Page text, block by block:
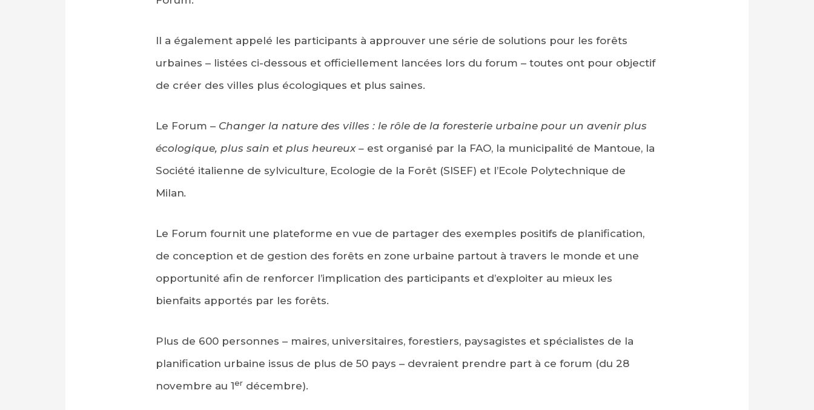
Il a également appelé les participants à approuver une série de solutions pour les forêts
urbaines – listées ci-dessous et officiellement lancées lors du forum – toutes ont pour objectif
de créer des villes plus écologiques et plus saines.
Le Forum – Changer la nature des villes : le rôle de la foresterie urbaine pour un avenir plus
écologique, plus sain et plus heureux – est organisé par la FAO, la municipalité de Mantoue, la
Société italienne de sylviculture, Ecologie de la Forêt (SISEF) et l’Ecole Polytechnique de
Milan.
Le Forum fournit une plateforme en vue de partager des exemples positifs de planification,
de conception et de gestion des forêts en zone urbaine partout à travers le monde et une
opportunité afin de renforcer l’implication des participants et d’exploiter au mieux les
bienfaits apportés par les forêts.
Plus de 600 personnes – maires, universitaires, forestiers, paysagistes et spécialistes de la
planification urbaine issus de plus de 50 pays – devraient prendre part à ce forum (du 28
novembre au 1erdécembre).